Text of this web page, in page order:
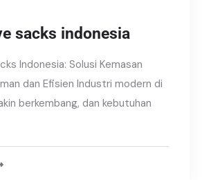
sacks indonesia
Indonesia: Solusi Kemasan
dan Efisien Industri modern di
berkembang, dan kebutuhan